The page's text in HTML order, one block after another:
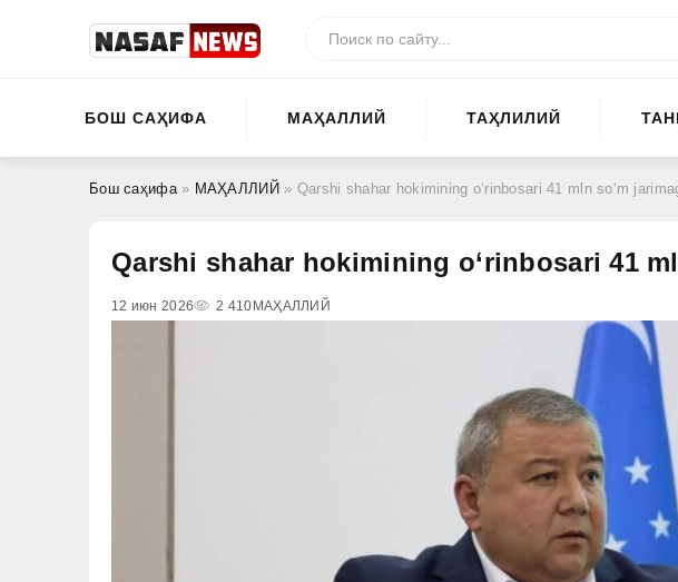
БОШ САҲИФА МАҲАЛЛИЙ ТАҲЛИЛИЙ
Бош саҳифа» МАҲАЛЛИЙ » Qarshi shahar hokimining o‘rinbosari 41 mln so‘m
Qarshi shahar hokimining o‘rinbosari 41
12 июн 2026 2 410 МАҲАЛЛИЙ